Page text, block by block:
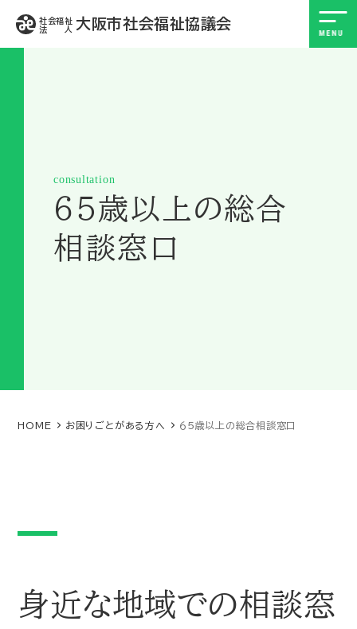
社会福祉
法 人
大阪市社会福祉協議会
consultation
６５歳以上の総合
相談窓口
HOME お困りごとがある方へ ６５歳以上の総合相談窓口
身近な地域での相談窓